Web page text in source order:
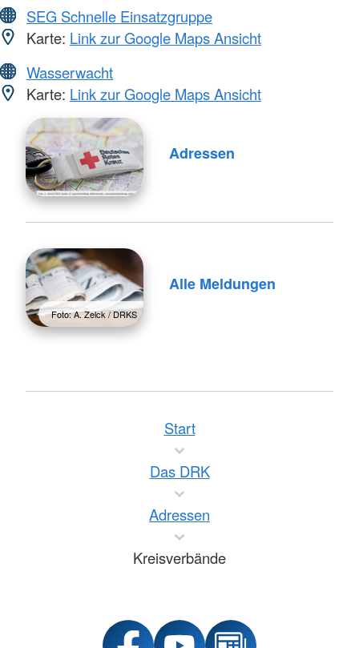
SEG Schnelle Einsatzgruppe
Karte: Link zur Google Maps Ansicht
Wasserwacht
Karte: Link zur Google Maps Ansicht
Adressen
Foto: A. Zelck / DRKS
Alle Meldungen
Start
Das DRK
Adressen
Kreisverbände